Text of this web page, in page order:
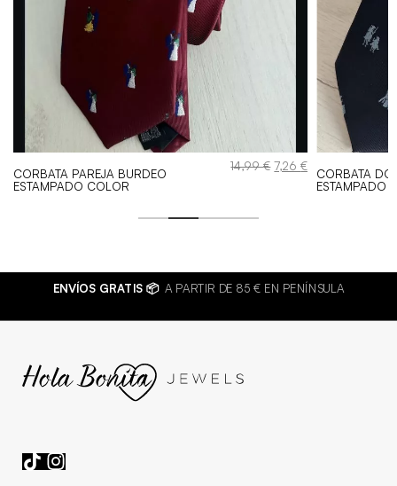
precio
CORBATA PAREJA BURDEO
ESTAMPADO COLOR
14,99€ El
7,26€El
precio
CORBATA
ESTAMPADO
ENVÍOS GRATIS 📦 A PARTIR DE 85 € EN PENÍNSULA